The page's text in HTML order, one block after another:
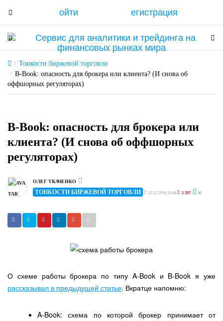
T
o
g
l
e
n
a
g
a
t
o
n
ойти егистрация
T
o
g
g
l
e
v
i
g
t
i
T
o
e
Тонкости биржевой торговли
B-Book: опасность для брокера или клиента? (И снова об
оффшорных регуляторах)
B-Book: опасность для брокера или
клиента? (И снова об оффшорных
регуляторах)
ОЛЕГ ТКАЧЕНКО
ТОНКОСТИ БИРЖЕВОЙ ТОРГОВЛИ 22.12.2016 19:49 2 297 4
О схеме работы брокера по типу A-Book и B-Book я уже
рассказывал в предыдущей статье. Вкратце напомню:
A-Book: схема по которой брокер принимает от